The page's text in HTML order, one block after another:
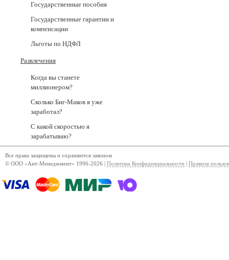
Государственные пособия
Государственные гарантии и
компенсации
Льготы по НДФЛ
Развлечения
Когда вы станете
миллионером?
Сколько Биг-Маков я уже
заработал?
С какой скоростью я
зарабатываю?
Все права защищены и охраняются законом
© ООО «Ант-Менеджмент» 1996-2026 | Политика Конфиденциальности Правила